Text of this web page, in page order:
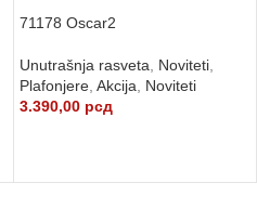
71178 Oscar2
Unutrašnja rasveta, Noviteti,
Plafonjere, Akcija, Noviteti
3.390,00 рсд